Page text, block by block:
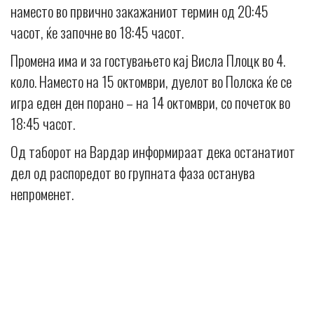
наместо во првично закажаниот термин од 20:45
часот, ќе започне во 18:45 часот.
Промена има и за гостувањето кај Висла Плоцк во 4.
коло. Наместо на 15 октомври, дуелот во Полска ќе се
игра еден ден порано – на 14 октомври, со почеток во
18:45 часот.
Од таборот на Вардар информираат дека останатиот
дел од распоредот во групната фаза останува
непроменет.